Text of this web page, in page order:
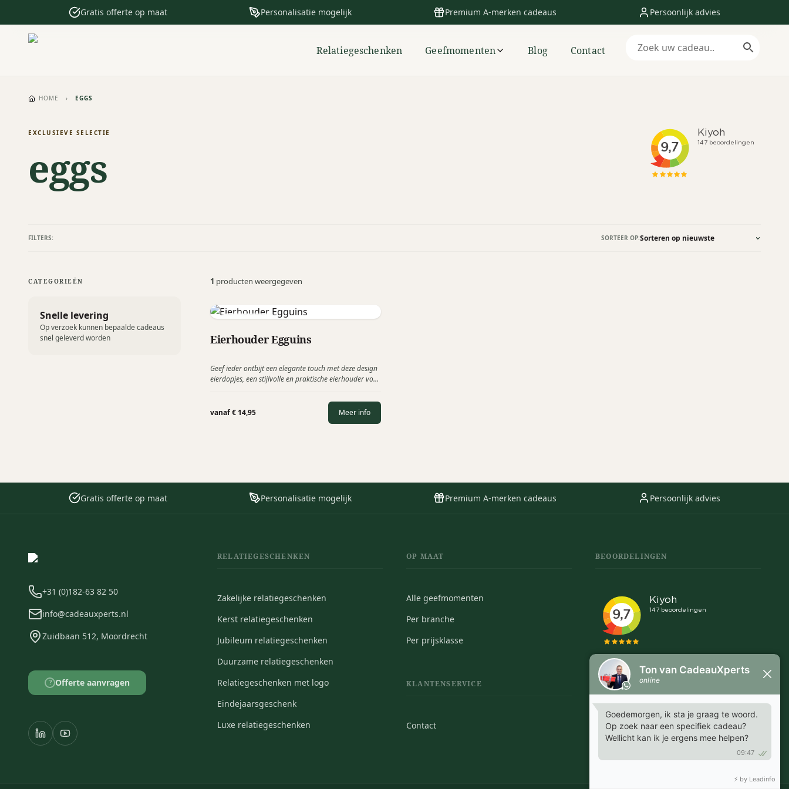
Gratis offerte op maat Personalisatie mogelijk Premium A-merken cadeaus Persoonlijk advies
Relatiegeschenken Geefmomenten Blog Contact
HOME › EGGS
EXCLUSIEVE SELECTIE
eggs
FILTERS: SORTEER OP:
CATEGORIEËN
Snelle levering
Op verzoek kunnen bepaalde cadeaus
snel geleverd worden
1 producten weergegeven
Peleg Design
Eierhouder Egguins
Geef ieder ontbijt een elegante touch met deze design
eierdopjes, een stijlvolle en praktische eierhouder voor
vanaf € 14,95 Meer info
Gratis offerte op maat Personalisatie mogelijk Premium A-merken cadeaus Persoonlijk advies
+31 (0)182-63 82 50
info@cadeauxperts.nl
Zuidbaan 512, Moordrecht
? Offerte aanvragen
RELATIEGESCHENKEN
Zakelijke relatiegeschenken
Kerst relatiegeschenken
Jubileum relatiegeschenken
Duurzame relatiegeschenken
Relatiegeschenken met logo
Eindejaarsgeschenk
Luxe relatiegeschenken
OP MAAT
Alle geefmomenten
Per branche
Per prijsklasse
KLANTENSERVICE
Contact
BEOORDELINGEN
Snel en makkelijk
"Communicatie was snel en helder, goed afspraken
te maken over leveringen en proefdrukken."
MARGRIET - EMMEN